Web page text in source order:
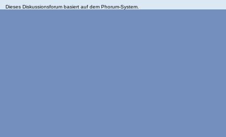
Dieses Diskussionsforum basiert auf dem Phorum-System.